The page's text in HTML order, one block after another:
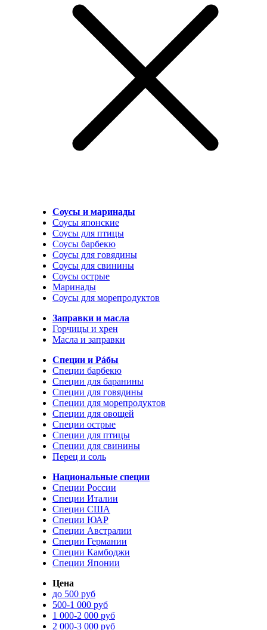
Соусы и маринады
Соусы японские
Соусы для птицы
Соусы барбекю
Соусы для говядины
Соусы для свинины
Соусы острые
Маринады
Соусы для морепродуктов
Заправки и масла
Горчицы и хрен
Масла и заправки
Специи и Рáбы
Специи барбекю
Специи для баранины
Специи для говядины
Специи для морепродуктов
Специи для овощей
Специи острые
Специи для птицы
Специи для свинины
Перец и соль
Национальные специи
Специи России
Специи Италии
Специи США
Специи ЮАР
Специи Австралии
Специи Германии
Специи Камбоджи
Специи Японии
Цена
до 500 руб
500-1 000 руб
1 000-2 000 руб
2 000-3 000 руб